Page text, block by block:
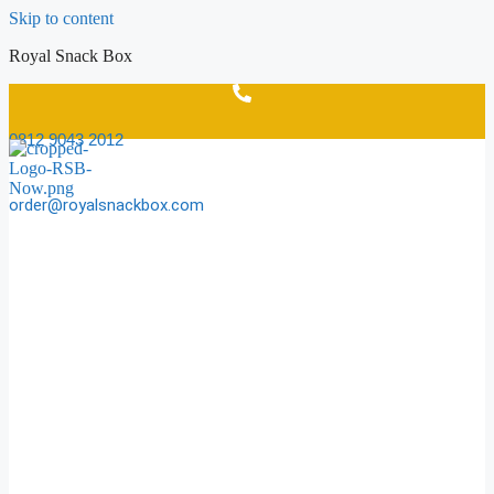
Skip to content
Royal Snack Box
0812 9043 2012
order@royalsnackbox.com